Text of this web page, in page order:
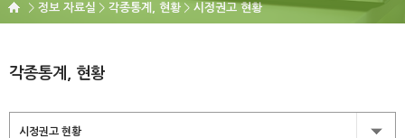
정보 자료실 각종통계, 현황 시정권고 현황
각종통계, 현황
시정권고 현황